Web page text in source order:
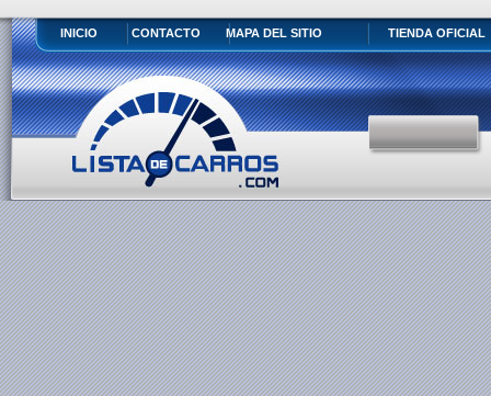
INICIO CONTACTO MAPA DEL SITIO TIENDA OFICIAL